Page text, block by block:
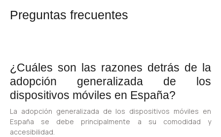
Preguntas frecuentes
¿Cuáles son las razones detrás de la
adopción generalizada de los
dispositivos móviles en España?
La adopción generalizada de los dispositivos móviles en
España se debe principalmente a su comodidad y
accesibilidad.